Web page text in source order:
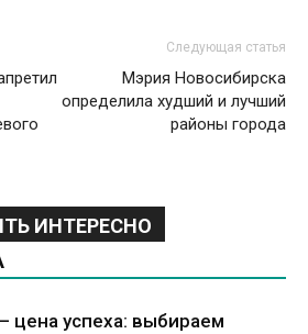
Следующая статья
Мэрия Новосибирска
определила худший и лучший
районы города
ИНТЕРЕСНО
цена успеха: выбираем